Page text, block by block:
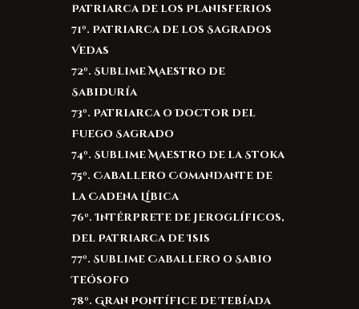
Patriarca de los Planisferios
71º. Patriarca de los Sagrados
Vedas
72º. Sublime Maestro de
Sabiduría
73º. Patriarca o Doctor del
Fuego Sagrado
74º. Sublime Maestro de la Stoka
75º. Caballero Comandante de
la Cadena Líbica
76º. Intérprete de Jeroglíficos,
del Patriarca de Isis
77º. Sublime Caballero o Sabio
Teósofo
78º. Gran Pontífice de Tebíada